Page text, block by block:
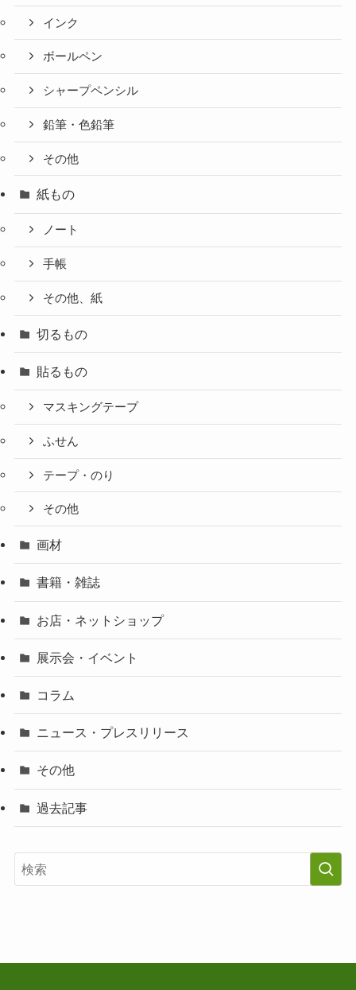
インク
ボールペン
シャープペンシル
鉛筆・色鉛筆
その他
紙もの
ノート
手帳
その他、紙
切るもの
貼るもの
マスキングテープ
ふせん
テープ・のり
その他
画材
書籍・雑誌
お店・ネットショップ
展示会・イベント
コラム
ニュース・プレスリリース
その他
過去記事